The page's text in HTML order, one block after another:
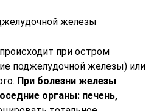
железы
при остром
поджелудочной железы) или
При болезни железы
органы: печень,